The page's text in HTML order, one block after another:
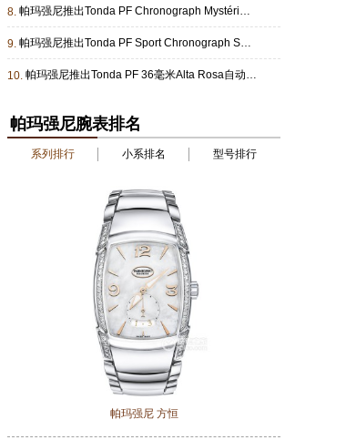
8. 帕玛强尼推出Tonda PF Chronograph Mystérieux神秘计时腕表
9. 帕玛强尼推出Tonda PF Sport Chronograph Silver Verzasca腕表
10. 帕玛强尼推出Tonda PF 36毫米Alta Rosa自动腕表
帕玛强尼腕表排名
系列排行 小系排名 型号排行
帕玛强尼 方恒